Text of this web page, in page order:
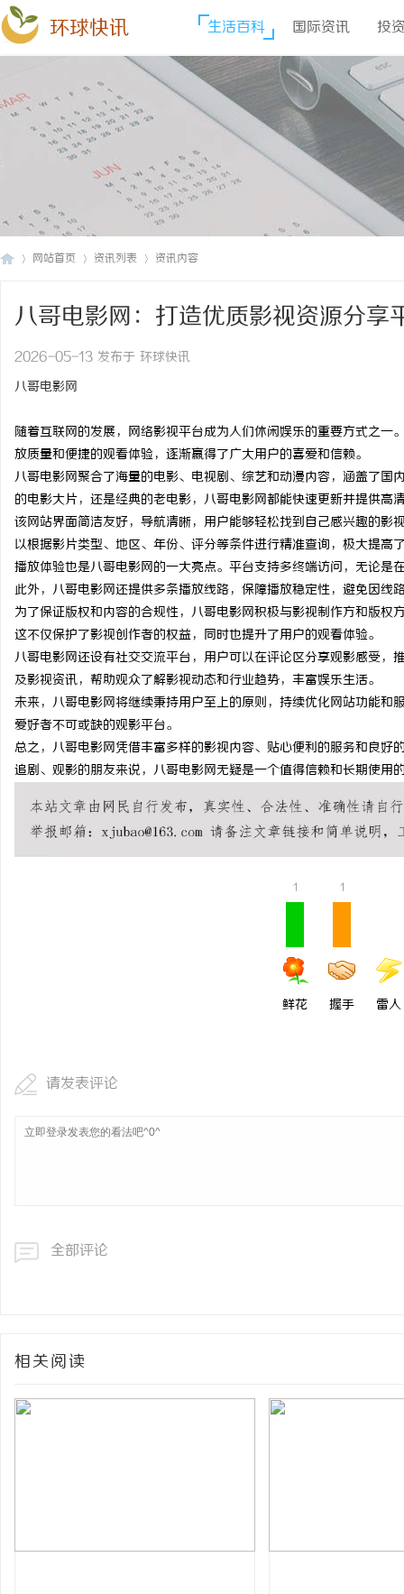
环球快讯 生活百科 国际资讯 投
网站首页 资讯列表 资讯内容
八哥电影网：打造优质影视资源分享
2026-05-13 发布于 环球快讯
八哥电影网
随着互联网的发展，网络影视平台成为人们休闲娱乐的重要方式之
放质量和便捷的观看体验，逐渐赢得了广大用户的喜爱和信赖。
八哥电影网聚合了海量的电影、电视剧、综艺和动漫内容，涵盖了
的电影大片，还是经典的老电影，八哥电影网都能快速更新并提供
该网站界面简洁友好，导航清晰，用户能够轻松找到自己感兴趣的
以根据影片类型、地区、年份、评分等条件进行精准查询，极大提高
播放体验也是八哥电影网的一大亮点。平台支持多终端访问，无论
此外，八哥电影网还提供多条播放线路，保障播放稳定性，避免因线
为了保证版权和内容的合规性，八哥电影网积极与影视制作方和版
这不仅保护了影视创作者的权益，同时也提升了用户的观看体验。
八哥电影网还设有社交交流平台，用户可以在评论区分享观影感受
及影视资讯，帮助观众了解影视动态和行业趋势，丰富娱乐生活。
未来，八哥电影网将继续秉持用户至上的原则，持续优化网站功能
爱好者不可或缺的观影平台。
总之，八哥电影网凭借丰富多样的影视内容、贴心便利的服务和良
追剧、观影的朋友来说，八哥电影网无疑是一个值得信赖和长期使用
1
鲜花
1
握手 雷人
请发表评论
全部评论
相关阅读
武汉配眼镜 上海配眼镜